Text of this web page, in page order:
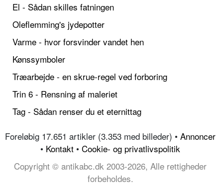
El - Sådan skilles fatningen
Oleflemming's jydepotter
Varme - hvor forsvinder vandet hen
Kønssymboler
Træarbejde - en skrue-regel ved forboring
Trin 6 - Rensning af maleriet
Tag - Sådan renser du et eternittag
Foreløbig 17.651 artikler (3.353 med billeder) • Annoncer
• Kontakt • Cookie- og privatlivspolitik
Copyright © antikabc.dk 2003-2026, Alle rettigheder
forbeholdes.